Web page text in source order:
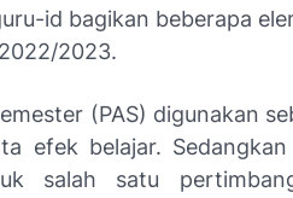
id bagikan beberapa
2023.
(PAS) digunakan
efek belajar.
salah satu